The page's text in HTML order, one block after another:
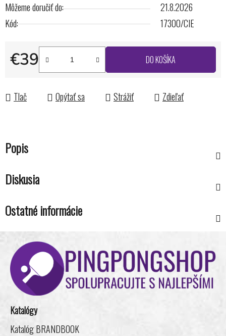
Môžeme doručiť do:
21.8.2026
Kód:
17300/CIE
€39
Jednotková cena:
DO KOŠÍKA
Tlač Opýtať sa Strážiť Zdieľať
Popis
Diskusia
Ostatné informácie
Z
Katalógy
Katalóg BRANDBOOK